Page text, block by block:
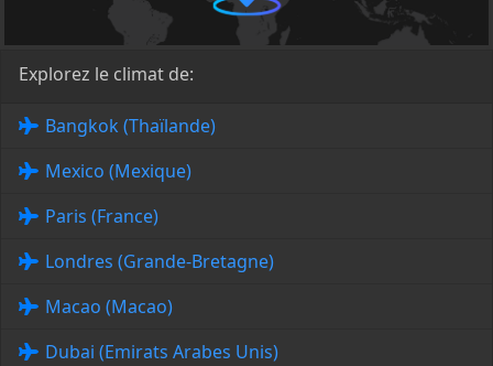
Explorez le climat de:
Bangkok (Thaïlande)
Mexico (Mexique)
Paris (France)
Londres (Grande-Bretagne)
Macao (Macao)
Dubai (Emirats Arabes Unis)